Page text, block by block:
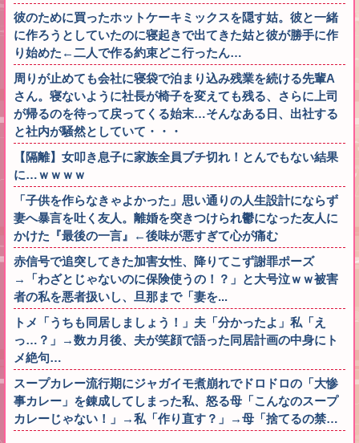
彼のために買ったホットケーキミックスを隠す姑。彼と一緒
に作ろうとしていたのに寝起きで出てきた姑と彼が勝手に作
り始めた←二人で作る約束どこ行ったん…
周りが止めても会社に寝袋で泊まり込み残業を続ける先輩A
さん。寝ないように社長が椅子を変えても残る、さらに上司
が帰るのを待って戻ってくる始末…そんなある日、出社する
と社内が騒然としていて・・・
【隔離】女叩き息子に家族全員ブチ切れ！とんでもない結果
に…ｗｗｗｗ
「子供を作らなきゃよかった」思い通りの人生設計にならず
妻へ暴言を吐く友人。離婚を突きつけられ鬱になった友人に
かけた『最後の一言』←後味が悪すぎて心が痛む
赤信号で追突してきた加害女性、降りてこず謝罪ポーズ
→「わざとじゃないのに保険使うの！？」と大号泣ｗｗ被害
者の私を悪者扱いし、旦那まで「妻を...
トメ「うちも同居しましょう！」夫「分かったよ」私「え
っ…？」→数カ月後、夫が笑顔で語った同居計画の中身にト
メ絶句…
スープカレー流行期にジャガイモ煮崩れでドロドロの「大惨
事カレー」を錬成してしまった私、怒る母「こんなのスープ
カレーじゃない！」→私「作り直す？」→母「捨てるの禁…